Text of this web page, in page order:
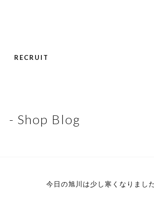
RECRUIT
- Shop Blog
今日の旭川は少し寒くなりまし